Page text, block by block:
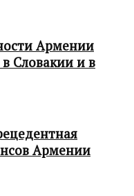
Армении
Словакии и в
Армении